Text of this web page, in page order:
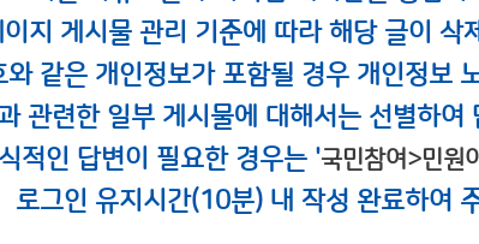
지 게시물 관리 기준에 따라 해당 글이 삭
같은 개인정보가 포함될 경우 개인정보
관련한 일부 게시물에 대해서는 선별하여
적인 답변이 필요한 경우는 '국민참여>민원
로그인 유지시간(10분) 내 작성 완료하여